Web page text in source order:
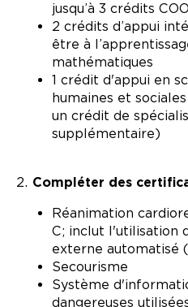
jusqu’à 3 crédits
2 crédits d’appui
être à
mathématiques
1 crédit d'appui en
humaines et
un crédit de
supplémentaire)
Compléter des
Réanimation
C; inclut l'utilisation
externe automatisé
Secourisme
Système
dangereuses